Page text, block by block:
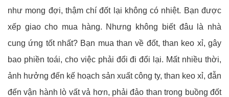
như mong đợi, thậm chí đốt lại không có nhiệt. Bạn được
xếp giao cho mua hàng. Nhưng không biết đâu là nhà
cung ứng tốt nhất? Bạn mua than về đốt, than keo xỉ, gây
bao phiền toái, cho việc phải đổi đi đổi lại. Mất nhiều thời,
ảnh hưởng đến kế hoạch sản xuất công ty, than keo xỉ, đẫn
đến vận hành lò vất vả hơn, phải đảo than trong buồng đốt